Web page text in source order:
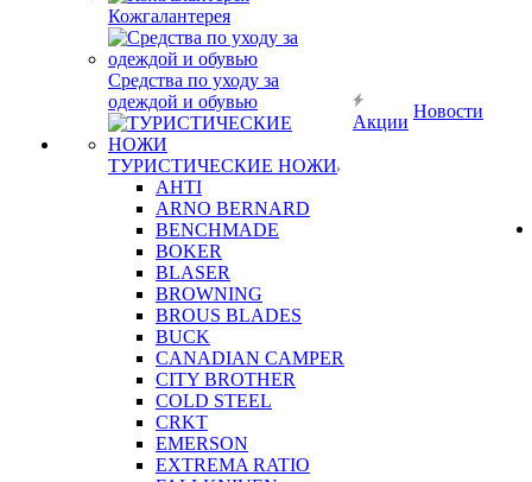
Кожгалантерея
Средства по уходу за
одеждой и обувью
ТУРИСТИЧЕСКИЕ НОЖИ
AHTI
ARNO BERNARD
BENCHMADE
BOKER
BLASER
BROWNING
BROUS BLADES
BUCK
CANADIAN CAMPER
CITY BROTHER
COLD STEEL
CRKT
EMERSON
EXTREMA RATIO
Акции
Новости